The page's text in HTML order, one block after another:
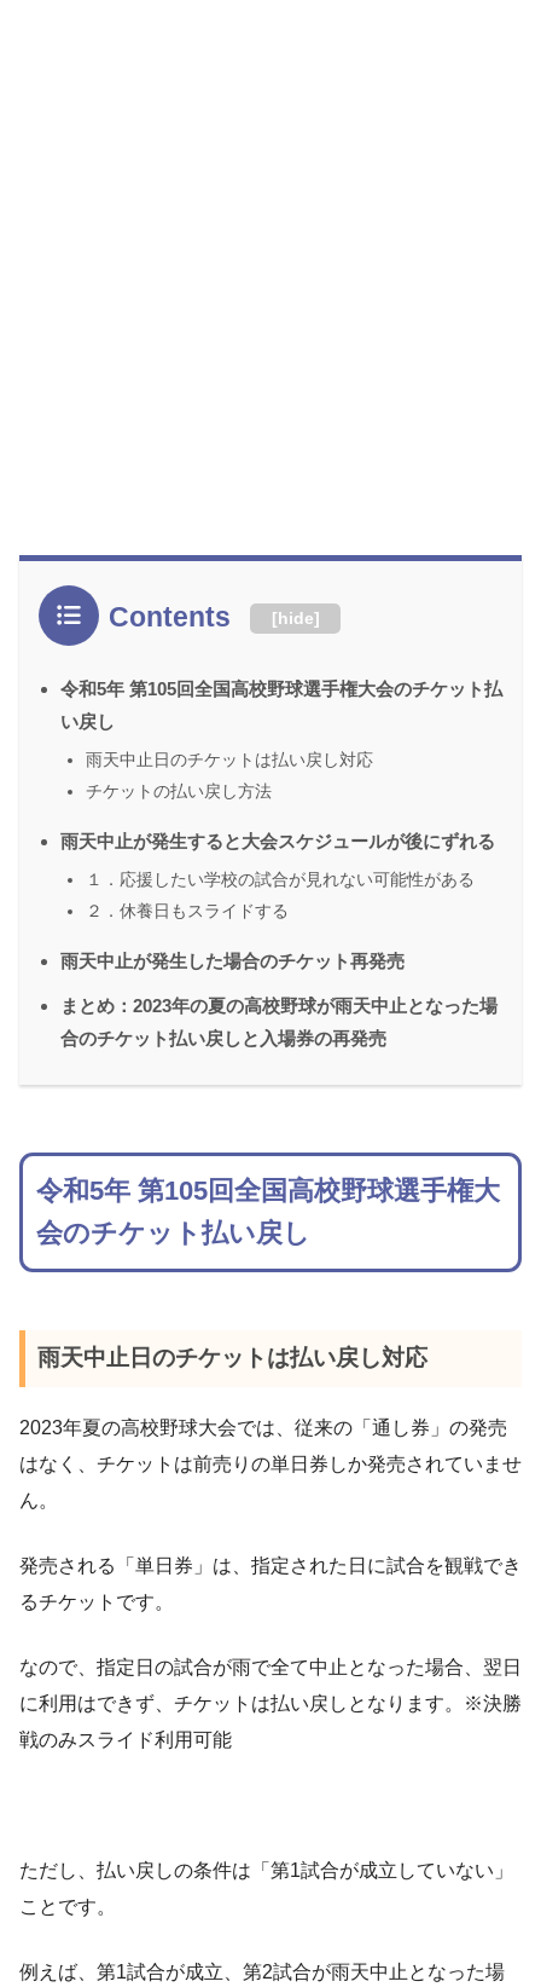
Contents [hide]
令和5年 第105回全国高校野球選手権大会のチケット払
い戻し
雨天中止日のチケットは払い戻し対応
チケットの払い戻し方法
雨天中止が発生すると大会スケジュールが後にずれる
１．応援したい学校の試合が見れない可能性がある
２．休養日もスライドする
雨天中止が発生した場合のチケット再発売
まとめ：2023年の夏の高校野球が雨天中止となった場
合のチケット払い戻しと入場券の再発売
令和5年 第105回全国高校野球選手権大
会のチケット払い戻し
雨天中止日のチケットは払い戻し対応
2023年夏の高校野球大会では、従来の「通し券」の発売
はなく、チケットは前売りの単日券しか発売されていませ
ん。
発売される「単日券」は、指定された日に試合を観戦でき
るチケットです。
なので、指定日の試合が雨で全て中止となった場合、翌日
に利用はできず、チケットは払い戻しとなります。※決勝
戦のみスライド利用可能
ただし、払い戻しの条件は「第1試合が成立していない」
ことです。
例えば、第1試合が成立、第2試合が雨天中止となった場